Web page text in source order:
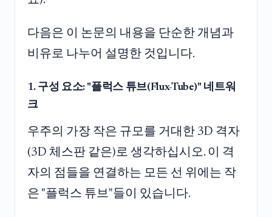
다음은 이 논문의 내용을 단순한 개념과
비유로 나누어 설명한 것입니다.
1. 구성 요소: "플럭스 튜브(Flux-Tube)" 네트워
크
우주의 가장 작은 규모를 거대한 3D 격자
(3D 체스판 같은)로 생각하십시오. 이 격
자의 점들을 연결하는 모든 선 위에는 작
은 "플럭스 튜브"들이 있습니다.